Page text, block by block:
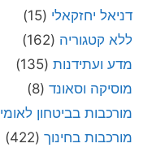
דניאל יחזקאלי (15)
ללא קטגוריה (162)
מדע ועתידנות (135)
מוסיקה וסאונד (8)
מורכבות בביטחון לאומי
מורכבות בחינוך (422)